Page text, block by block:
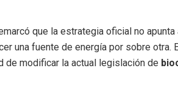
que la estrategia oficial no
una fuente de energía por sobre otra.
de modificar la actual legislación de